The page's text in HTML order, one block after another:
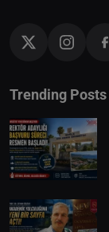
Trending Posts